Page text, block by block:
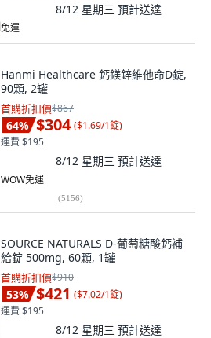
8/12 星期三 預計送達
免運
Hanmi Healthcare 鈣鎂鋅維他命D錠,
90顆, 2罐
首購折扣價$867
64% $304 ($1.69/1錠)
運費 $195
8/12 星期三 預計送達
WOW免運
(5156)
SOURCE NATURALS D-葡萄糖酸鈣補
給錠 500mg, 60顆, 1罐
首購折扣價$910
53% $421 ($7.02/1錠)
運費 $195
8/12 星期三 預計送達